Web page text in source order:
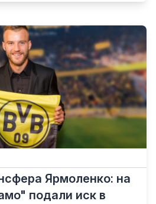
Ярмоленко: на
подали иск в